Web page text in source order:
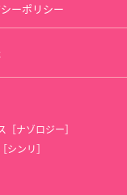
ーポリシー
［ナゾロジー］
ンリ］